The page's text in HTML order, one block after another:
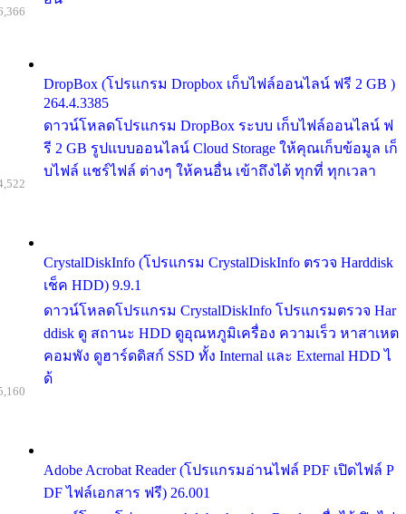
DropBox (โปรแกรม Dropbox เก็บไฟล์ออนไลน์ ฟรี 2 GB )
264.4.3385
ดาวน์โหลดโปรแกรม DropBox ระบบ เก็บไฟล์ออนไลน์ ฟ
รี 2 GB รูปแบบออนไลน์ Cloud Storage ให้คุณเก็บข้อมูล เก็
บไฟล์ แชร์ไฟล์ ต่างๆ ให้คนอื่น เข้าถึงได้ ทุกที่ ทุกเวลา
CrystalDiskInfo (โปรแกรม CrystalDiskInfo ตรวจ Harddisk
เช็ค HDD) 9.9.1
ดาวน์โหลดโปรแกรม CrystalDiskInfo โปรแกรมตรวจ Har
ddisk ดู สถานะ HDD ดูอุณหภูมิเครื่อง ความเร็ว หาสาเหต
คอมพัง ดูฮาร์ดดิสก์ SSD ทั้ง Internal และ External HDD ไ
ด้
Adobe Acrobat Reader (โปรแกรมอ่านไฟล์ PDF เปิดไฟล์ P
DF ไฟล์เอกสาร ฟรี) 26.001